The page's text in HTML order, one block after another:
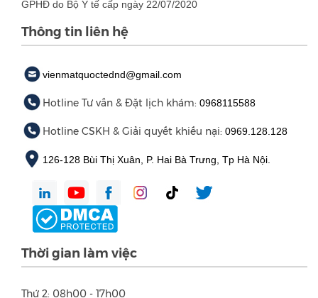
GPHĐ do Bộ Y tế cấp ngày 22/07/2020
Thông tin liên hệ
vienmatquoctednd@gmail.com
Hotline Tư vấn & Đặt lịch khám: 0968115588
Hotline CSKH & Giải quyết khiếu nại: 0969.128.128
126-128 Bùi Thị Xuân, P. Hai Bà Trưng, Tp Hà Nội.
Thời gian làm việc
Thứ 2: 08h00 - 17h00